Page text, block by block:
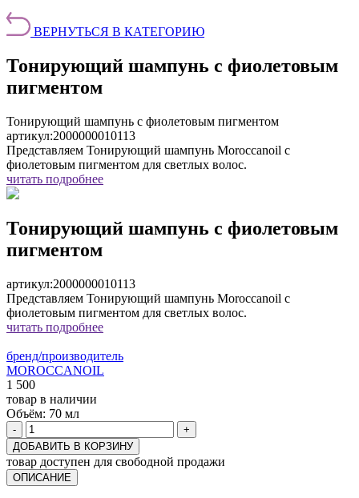
ВЕРНУТЬСЯ В КАТЕГОРИЮ
Тонирующий шампунь с фиолетовым
пигментом
Тонирующий шампунь с фиолетовым пигментом
артикул:2000000010113
Представляем Тонирующий шампунь Moroccanoil с
фиолетовым пигментом для светлых волос.
читать подробнее
Тонирующий шампунь с фиолетовым
пигментом
артикул:2000000010113
Представляем Тонирующий шампунь Moroccanoil с
фиолетовым пигментом для светлых волос.
читать подробнее
бренд/производитель
MOROCCANOIL
1 500
товар в наличии
Объём: 70 мл
-
+
ДОБАВИТЬ В КОРЗИНУ
товар доступен для свободной продажи
ОПИСАНИЕ